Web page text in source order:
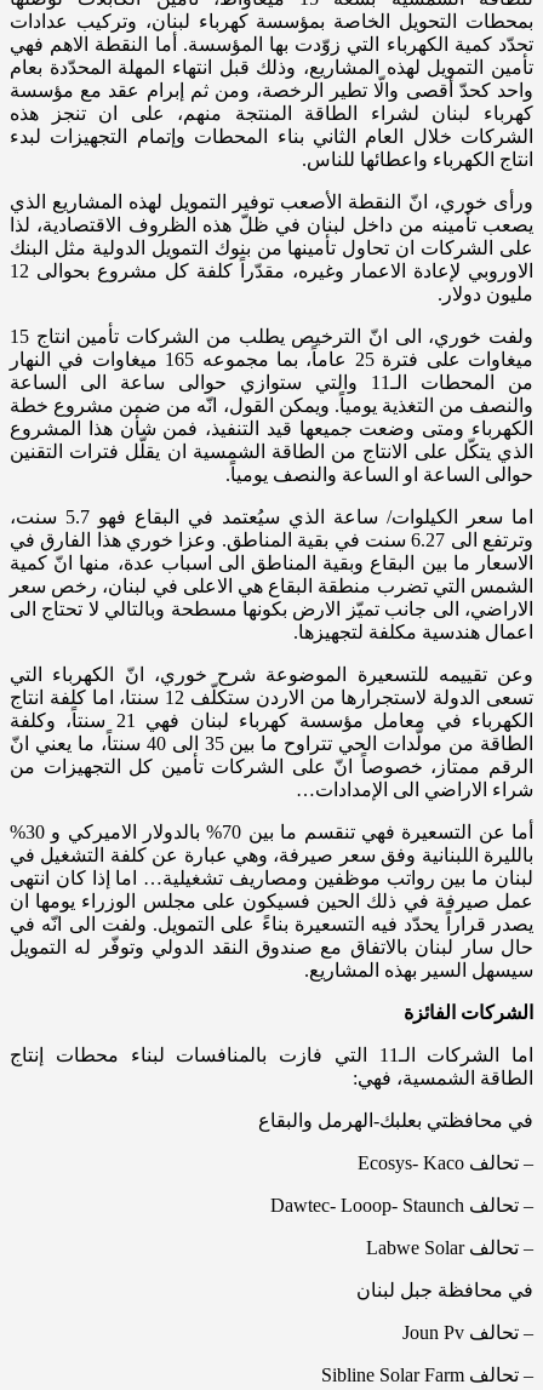
بمحطات التحويل الخاصة بمؤسسة كهرباء لبنان، وتركيب عدادات
تحدّد كمية الكهرباء التي زوّدت بها المؤسسة. أما النقطة الاهم فهي
تأمين التمويل لهذه المشاريع، وذلك قبل انتهاء المهلة المحدّدة بعام
واحد كحدّ أقصى والّا تطير الرخصة، ومن ثم إبرام عقد مع مؤسسة
كهرباء لبنان لشراء الطاقة المنتجة منهم، على ان تنجز هذه
الشركات خلال العام الثاني بناء المحطات وإتمام التجهيزات لبدء
انتاج الكهرباء واعطائها للناس.
ورأى خوري، انّ النقطة الأصعب توفير التمويل لهذه المشاريع الذي
يصعب تأمينه من داخل لبنان في ظلّ هذه الظروف الاقتصادية، لذا
على الشركات ان تحاول تأمينها من بنوك التمويل الدولية مثل البنك
الاوروبي لإعادة الاعمار وغيره، مقدّراً كلفة كل مشروع بحوالى 12
مليون دولار.
ولفت خوري، الى انّ الترخيص يطلب من الشركات تأمين انتاج 15
ميغاوات على فترة 25 عاماً، بما مجموعه 165 ميغاوات في النهار
من المحطات الـ11 والتي ستوازي حوالى ساعة الى الساعة
والنصف من التغذية يومياً. ويمكن القول، انّه من ضمن مشروع خطة
الكهرباء ومتى وضعت جميعها قيد التنفيذ، فمن شأن هذا المشروع
الذي يتكّل على الانتاج من الطاقة الشمسية ان يقلّل فترات التقنين
حوالى الساعة او الساعة والنصف يومياً.
اما سعر الكيلوات/ ساعة الذي سيُعتمد في البقاع فهو 5.7 سنت،
وترتفع الى 6.27 سنت في بقية المناطق. وعزا خوري هذا الفارق في
الاسعار ما بين البقاع وبقية المناطق الى اسباب عدة، منها انّ كمية
الشمس التي تضرب منطقة البقاع هي الاعلى في لبنان، رخص سعر
الاراضي، الى جانب تميّز الارض بكونها مسطحة وبالتالي لا تحتاج الى
اعمال هندسية مكلفة لتجهيزها.
وعن تقييمه للتسعيرة الموضوعة شرح خوري، انّ الكهرباء التي
تسعى الدولة لاستجرارها من الاردن ستكلّف 12 سنتا، اما كلفة انتاج
الكهرباء في معامل مؤسسة كهرباء لبنان فهي 21 سنتاً، وكلفة
الطاقة من مولّدات الحي تتراوح ما بين 35 الى 40 سنتاً، ما يعني انّ
الرقم ممتاز، خصوصاً انّ على الشركات تأمين كل التجهيزات من
شراء الاراضي الى الإمدادات…
أما عن التسعيرة فهي تنقسم ما بين 70% بالدولار الاميركي و 30%
بالليرة اللبنانية وفق سعر صيرفة، وهي عبارة عن كلفة التشغيل في
لبنان ما بين رواتب موظفين ومصاريف تشغيلية… اما إذا كان انتهى
عمل صيرفة في ذلك الحين فسيكون على مجلس الوزراء يومها ان
يصدر قراراً يحدّد فيه التسعيرة بناءً على التمويل. ولفت الى انّه في
حال سار لبنان بالاتفاق مع صندوق النقد الدولي وتوفّر له التمويل
سيسهل السير بهذه المشاريع.
الشركات الفائزة
اما الشركات الـ11 التي فازت بالمنافسات لبناء محطات إنتاج
الطاقة الشمسية، فهي:
في محافظتي بعلبك-الهرمل والبقاع
– تحالف Ecosys- Kaco
– تحالف Dawtec- Looop- Staunch
– تحالف Labwe Solar
في محافظة جبل لبنان
– تحالف Joun Pv
– تحالف Sibline Solar Farm